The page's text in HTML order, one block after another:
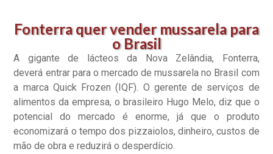
Fonterra quer vender mussarela para
o Brasil
A gigante de lácteos da Nova Zelândia, Fonterra,
deverá entrar para o mercado de mussarela no Brasil com
a marca Quick Frozen (IQF). O gerente de serviços de
alimentos da empresa, o brasileiro Hugo Melo, diz que o
potencial do mercado é enorme, já que o produto
economizará o tempo dos pizzaiolos, dinheiro, custos de
mão de obra e reduzirá o desperdício.